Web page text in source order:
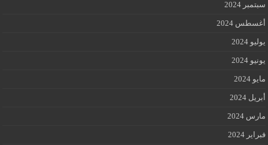
سبتمبر 2024
أغسطس 2024
يوليو 2024
يونيو 2024
مايو 2024
أبريل 2024
مارس 2024
فبراير 2024